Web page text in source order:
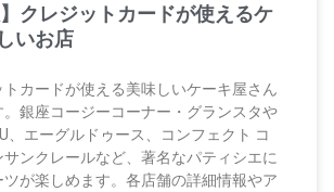
】クレジットカードが使えるケ
いお店
カードが使える美味しいケーキ屋さん
。銀座コージーコーナー・グランスタや
、エーグルドゥース、コンフェクト コ
サンクレールなど、著名なパティシエに
ツが楽しめます。各店舗の詳細情報やア